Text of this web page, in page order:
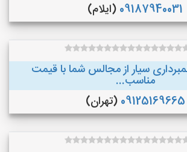
09187940031 (ایلام)
سیار از مجالس شما با قیمت
مناسب...
09125169665 (تهران)